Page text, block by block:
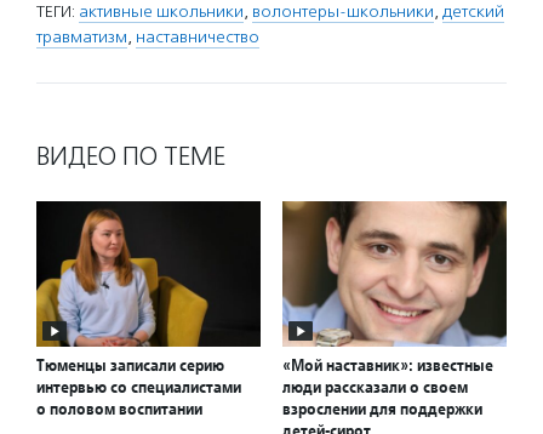
ТЕГИ: активные школьники, волонтеры-школьники, детский
травматизм, наставничество
ВИДЕО ПО ТЕМЕ
Тюменцы записали серию
интервью со специалистами
о половом воспитании
«Мой наставник»: известные
люди рассказали о своем
взрослении для поддержки